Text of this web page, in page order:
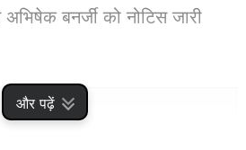
और पढ़ें
अभिषेक बनर्जी को नोटिस जारी
Advertisement